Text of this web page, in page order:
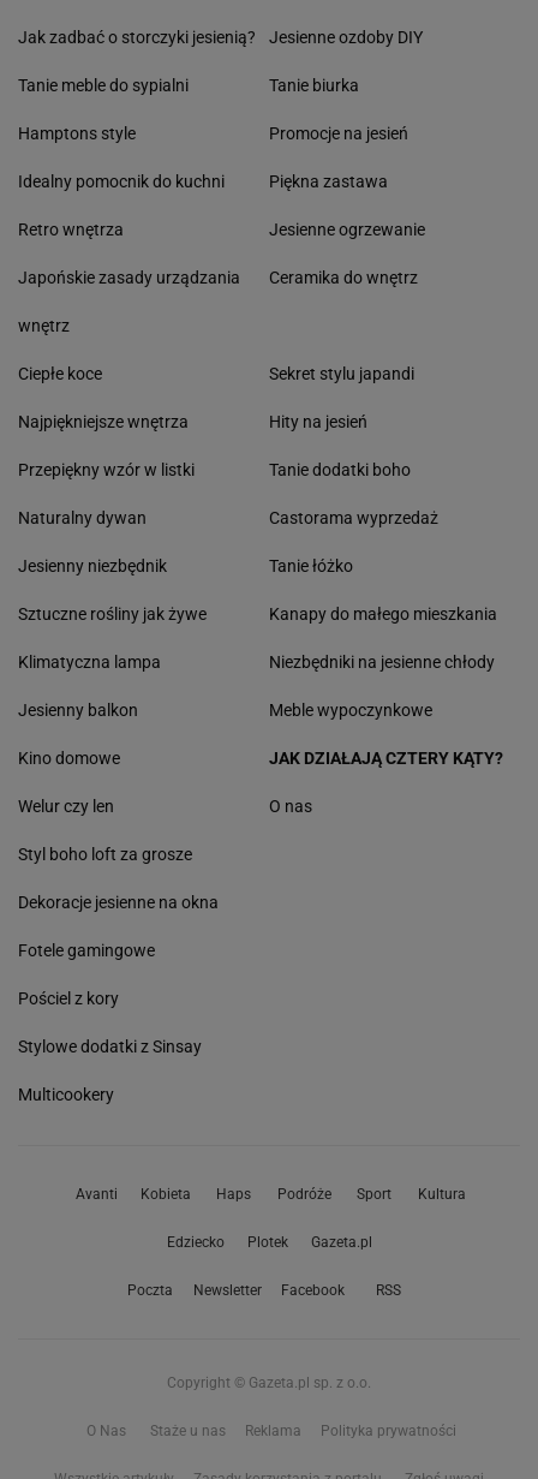
Jak zadbać o storczyki jesienią?
Tanie meble do sypialni
Hamptons style
Idealny pomocnik do kuchni
Retro wnętrza
Japońskie zasady urządzania
wnętrz
Jesienne ozdoby DIY
Tanie biurka
Promocje na jesień
Piękna zastawa
Jesienne ogrzewanie
Ceramika do wnętrz
Ciepłe koce
Najpiękniejsze wnętrza
Przepiękny wzór w listki
Naturalny dywan
Jesienny niezbędnik
Sztuczne rośliny jak żywe
Klimatyczna lampa
Jesienny balkon
Sekret stylu japandi
Hity na jesień
Tanie dodatki boho
Castorama wyprzedaż
Tanie łóżko
Kanapy do małego mieszkania
Niezbędniki na jesienne chłody
Meble wypoczynkowe
Kino domowe
Welur czy len
Styl boho loft za grosze
Dekoracje jesienne na okna
Fotele gamingowe
Pościel z kory
Stylowe dodatki z Sinsay
Multicookery
JAK DZIAŁAJĄ CZTERY KĄTY?
O nas
Avanti Kobieta Haps Podróże Sport Kultura
Edziecko Plotek Gazeta.pl
Poczta Newsletter Facebook RSS
Copyright © Gazeta.pl sp. z o.o.
O Nas Staże u nas Reklama Polityka prywatności